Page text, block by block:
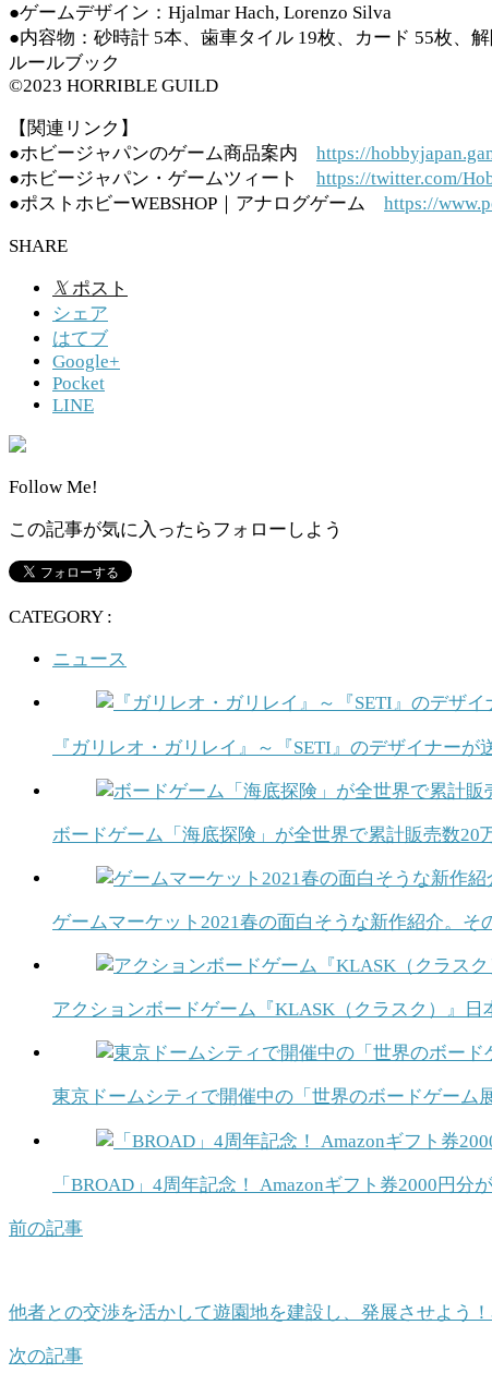
●ゲームデザイン：Hjalmar Hach, Lorenzo Silva
●内容物：砂時計 5本、歯車タイル 19枚、カード 55枚、
ルールブック
©2023 HORRIBLE GUILD
【関連リンク】
●ホビージャパンのゲーム商品案内 https://
●ホビージャパン・ゲームツィート https://twitter.com/
●ポストホビーWEBSHOP｜アナログゲーム https://
SHARE
𝕏 ポスト
シェア
はてブ
Google+
Pocket
LINE
Follow Me!
この記事が気に入ったらフォローしよう
CATEGORY :
ニュース
『ガリレオ・ガリレイ』～『SETI』のデザイナー
ボードゲーム「海底探険」が全世界で累計販売数20
ゲームマーケット2021春の面白そうな新作紹介。そ
アクションボードゲーム『KLASK（クラスク）』
東京ドームシティで開催中の「世界のボードゲーム
「BROAD」4周年記念！ Amazonギフト券2000円分
前の記事
他者との交渉を活かして遊園地を建設し、発展させよう
次の記事